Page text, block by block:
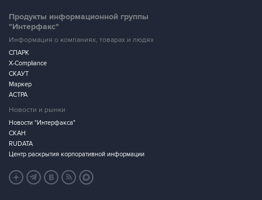
Продукты информационной группы
"Интерфакс"
Информация о компаниях, товарах и людях
СПАРК
X-Compliance
СКАУТ
Маркер
АСТРА
Новости и рынки
Новости "Интерфакса"
СКАН
RUDATA
Центр раскрытия корпоративной информации